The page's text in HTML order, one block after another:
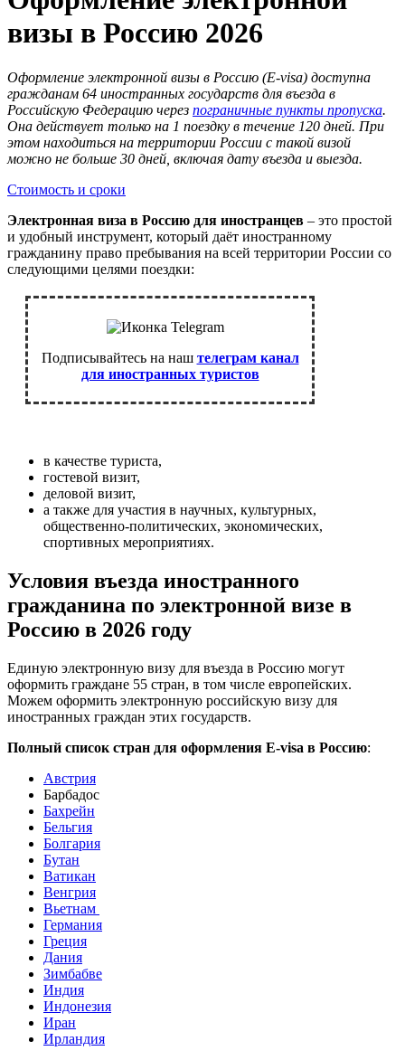
визы в Россию 2026
Оформление электронной визы в Россию (E-visa) доступна
гражданам 64 иностранных государств для въезда в
Российскую Федерацию через пограничные пункты пропуска.
Она действует только на 1 поездку в течение 120 дней. При
этом находиться на территории России с такой визой
можно не больше 30 дней, включая дату въезда и выезда.
Стоимость и сроки
Электронная виза в Россию для иностранцев – это простой
и удобный инструмент, который даёт иностранному
гражданину право пребывания на всей территории России со
следующими целями поездки:
Подписывайтесь на наш телеграм канал
для иностранных туристов
в качестве туриста,
гостевой визит,
деловой визит,
а также для участия в научных, культурных,
общественно-политических, экономических,
спортивных мероприятиях.
Условия въезда иностранного
гражданина по электронной визе в
Россию в 2026 году
Единую электронную визу для въезда в Россию могут
оформить граждане 55 стран, в том числе европейских.
Можем оформить электронную российскую визу для
иностранных граждан этих государств.
Полный список стран для оформления E-visa в Россию:
Австрия
Барбадос
Бахрейн
Бельгия
Болгария
Бутан
Ватикан
Венгрия
Вьетнам
Германия
Греция
Дания
Зимбабве
Индия
Индонезия
Иран
Ирландия